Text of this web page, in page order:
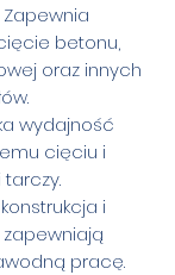
Zapewnia
betonu,
oraz innych
wydajność
cięciu i
tarczy.
i
pracę.